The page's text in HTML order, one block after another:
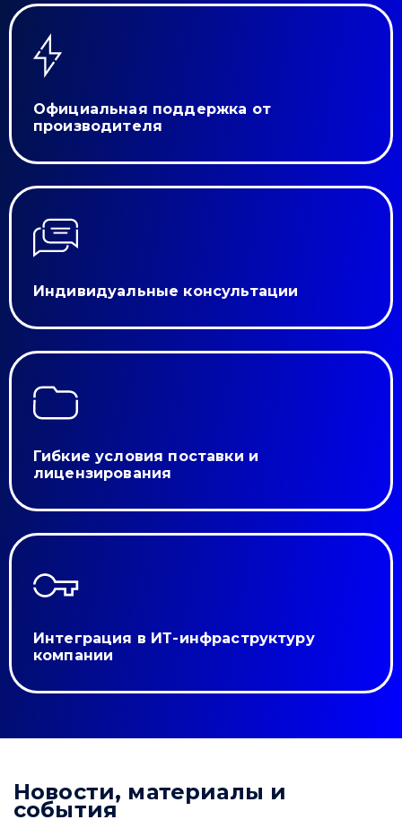
Официальная поддержка от
производителя
Индивидуальные консультации
Гибкие условия поставки и
лицензирования
Интеграция в ИТ-инфраструктуру
компании
Новости, материалы и
события
Надіслати повідомлення